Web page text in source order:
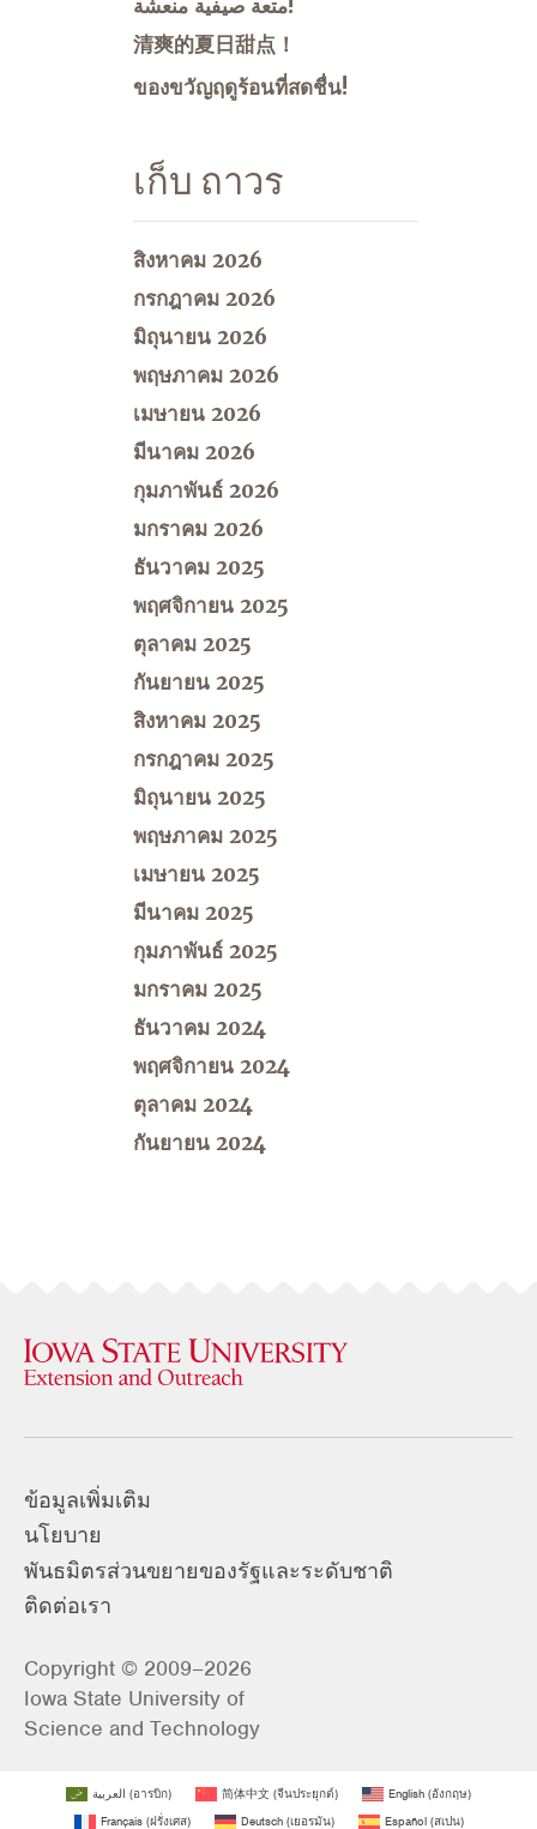
متعة صيفية منعشة!
清爽的夏日甜点！
ของขวัญฤดูร้อนที่สดชื่น!
เก็บ ถาวร
สิงหาคม 2026
กรกฎาคม 2026
มิถุนายน 2026
พฤษภาคม 2026
เมษายน 2026
มีนาคม 2026
กุมภาพันธ์ 2026
มกราคม 2026
ธันวาคม 2025
พฤศจิกายน 2025
ตุลาคม 2025
กันยายน 2025
สิงหาคม 2025
กรกฎาคม 2025
มิถุนายน 2025
พฤษภาคม 2025
เมษายน 2025
มีนาคม 2025
กุมภาพันธ์ 2025
มกราคม 2025
ธันวาคม 2024
พฤศจิกายน 2024
ตุลาคม 2024
กันยายน 2024
ข้อมูลเพิ่มเติม
นโยบาย
พันธมิตรส่วนขยายของรัฐและระดับชาติ
ติดต่อเรา
Copyright © 2009–2026
Iowa State University of
Science and Technology
العربية (อารบิก) 简体中文 (จีนประยุกต์) English (อังกฤษ)
Français(ฝรั่งเศส) Deutsch(เยอรมัน) Español(สเปน)